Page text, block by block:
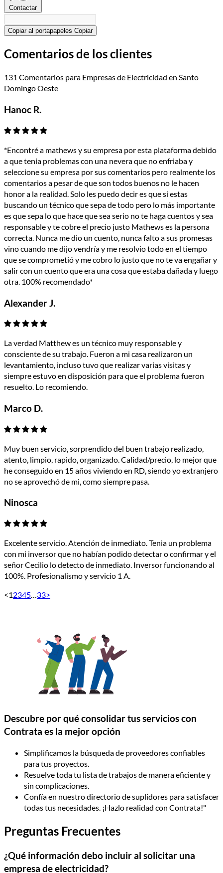
Contactar
Copiar al portapapeles Copiar
Comentarios de los clientes
131 Comentarios para Empresas de Electricidad en Santo
Domingo Oeste
Hanoc R.
*Encontré a mathews y su empresa por esta plataforma debido
a que tenia problemas con una nevera que no enfriaba y
seleccione su empresa por sus comentarios pero realmente los
comentarios a pesar de que son todos buenos no le hacen
honor a la realidad. Solo les puedo decir es que si estas
buscando un técnico que sepa de todo pero lo más importante
es que sepa lo que hace que sea serio no te haga cuentos y sea
responsable y te cobre el precio justo Mathews es la persona
correcta. Nunca me dio un cuento, nunca falto a sus promesas
vino cuando me dijo vendría y me resolvio todo en el tiempo
que se comprometió y me cobro lo justo que no te va engañar y
salir con un cuento que era una cosa que estaba dañada y luego
otra. 100% recomendado*
Alexander J.
La verdad Matthew es un técnico muy responsable y
consciente de su trabajo. Fueron a mi casa realizaron un
levantamiento, incluso tuvo que realizar varias visitas y
siempre estuvo en disposición para que el problema fueron
resuelto. Lo recomiendo.
Marco D.
Muy buen servicio, sorprendido del buen trabajo realizado,
atento, limpio, rapido, organizado. Calidad/precio, lo mejor que
he conseguido en 15 años viviendo en RD, siendo yo extranjero
no se aprovechó de mi, como siempre pasa.
Ninosca
Excelente servicio. Atención de inmediato. Tenia un problema
con mi inversor que no habían podido detectar o confirmar y el
señor Cecilio lo detecto de inmediato. Inversor funcionando al
100%. Profesionalismo y servicio 1 A.
<12345…33>
Descubre por qué consolidar tus servicios con
Contrata es la mejor opción
Simplificamos la búsqueda de proveedores confiables
para tus proyectos.
Resuelve toda tu lista de trabajos de manera eficiente y
sin complicaciones.
Confía en nuestro directorio de suplidores para satisfacer
todas tus necesidades. ¡Hazlo realidad con Contrata!"
Preguntas Frecuentes
¿Qué información debo incluir al solicitar una
empresa de electricidad?